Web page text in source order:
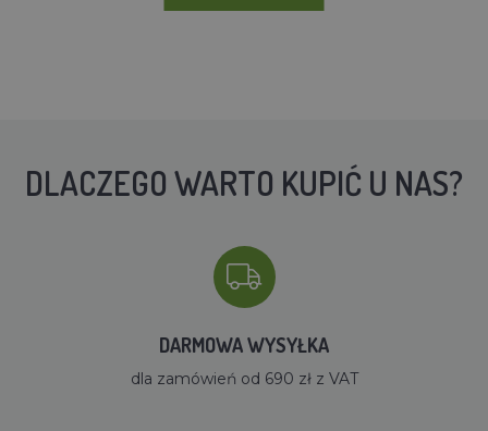
DLACZEGO WARTO KUPIĆ U NAS?
DARMOWA WYSYŁKA
dla zamówień od 690 zł z VAT